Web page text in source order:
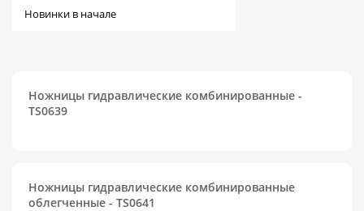
Ножницы гидравлические комбинированные -
TS0639
Ножницы гидравлические комбинированные
облегченные - TS0641